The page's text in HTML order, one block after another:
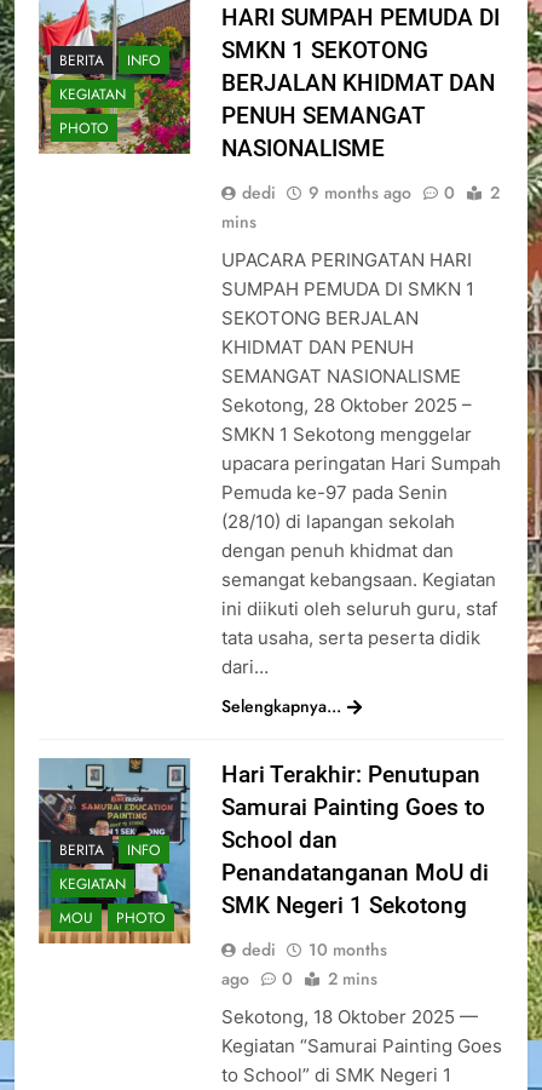
BERITA
INFO
KEGIATAN
PHOTO
HARI SUMPAH PEMUDA DI
SMKN 1 SEKOTONG
BERJALAN KHIDMAT DAN
PENUH SEMANGAT
NASIONALISME
dedi 9 months ago 0
2
mins
UPACARA PERINGATAN HARI
SUMPAH PEMUDA DI SMKN 1
SEKOTONG BERJALAN
KHIDMAT DAN PENUH
SEMANGAT NASIONALISME
Sekotong, 28 Oktober 2025 –
SMKN 1 Sekotong menggelar
upacara peringatan Hari Sumpah
Pemuda ke-97 pada Senin
(28/10) di lapangan sekolah
dengan penuh khidmat dan
semangat kebangsaan. Kegiatan
ini diikuti oleh seluruh guru, staf
tata usaha, serta peserta didik
dari…
Selengkapnya...
BERITA
INFO
KEGIATAN
MOU
PHOTO
Hari Terakhir: Penutupan
Samurai Painting Goes to
School dan
Penandatanganan MoU di
SMK Negeri 1 Sekotong
dedi
10 months
ago
0 2 mins
Sekotong, 18 Oktober 2025 —
Kegiatan “Samurai Painting Goes
to School” di SMK Negeri 1